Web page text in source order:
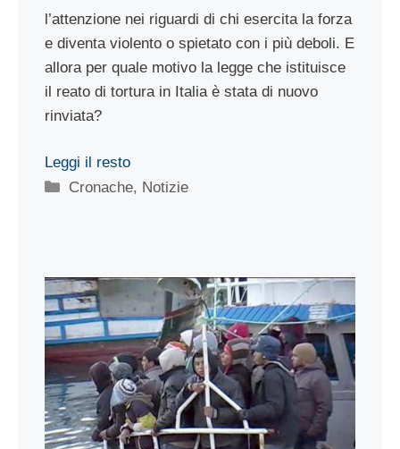
l’attenzione nei riguardi di chi esercita la forza
e diventa violento o spietato con i più deboli. E
allora per quale motivo la legge che istituisce
il reato di tortura in Italia è stata di nuovo
rinviata?
Leggi il resto
Categorie
Cronache, Notizie